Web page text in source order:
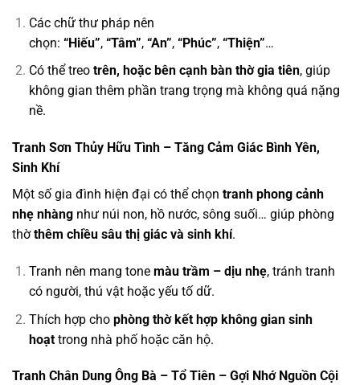
Các chữ thư pháp nên
chọn: “Hiếu”, “Tâm”, “An”, “Phúc”, “Thiện”…
Có thể treo trên, hoặc bên cạnh bàn thờ gia tiên, giúp
không gian thêm phần trang trọng mà không quá nặng
nề.
Tranh Sơn Thủy Hữu Tình – Tăng Cảm Giác Bình Yên,
Sinh Khí
Một số gia đình hiện đại có thể chọn tranh phong cảnh
nhẹ nhàng như núi non, hồ nước, sông suối… giúp phòng
thờthêm chiều sâu thị giác và sinh khí.
Tranh nên mang tone màu trầm – dịu nhẹ, tránh tranh
có người, thú vật hoặc yếu tố dữ.
Thích hợp cho phòng thờ kết hợp không gian sinh
hoạttrong nhà phố hoặc căn hộ.
Tranh Chân Dung Ông Bà – Tổ Tiên – Gợi Nhớ Nguồn Cội